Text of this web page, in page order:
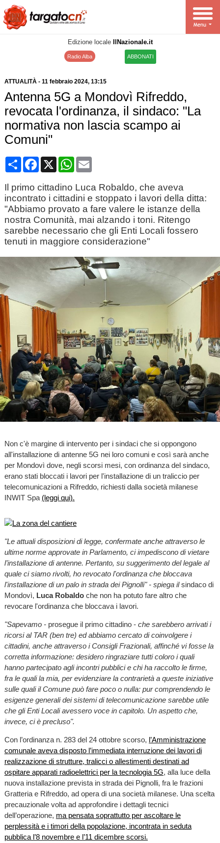
Edizione locale IlNazionale.it
Radio Alba ABBONATI
ATTUALITÀ- 11 febbraio 2024, 13:15
Antenna 5G a Mondovì Rifreddo,
revocata l'ordinanza, il sindaco: "La
normativa non lascia scampo ai
Comuni"
CondividiFacebook
X WhatsApp
Email
Il primo cittadino Luca Robaldo, che aveva
incontrato i cittadini e stoppato i lavori della ditta:
"Abbiamo provato a fare valere le istanze della
nostra Comunità, mai alzando i toni. Ritengo
sarebbe necessario che gli Enti Locali fossero
tenuti in maggiore considerazione"
Non c'è margine di intervento per i sindaci che si oppongono
all'installazione di antenne 5G nei loro comuni e così sarà anche
per Mondovì dove, negli scorsi mesi, con ordinanza del sindaco,
erano stati bloccati i lavori per l'installazione di un traliccio per
telecomunicazioni a Rifreddo, richiesti dalla società milanese
INWIT Spa (leggi qui).
"Le attuali disposizioni di legge, confermate anche attraverso le
ultime norme approvate in Parlamento, ci impediscono di vietare
l’installazione di antenne. Pertanto, su suggerimento del legale al
quale ci siamo rivolti, ho revocato l'ordinanza che bloccava
l'installazione di un palo in strada dei Pignolli" - spiega ilsindaco di
Mondovì, Luca Robaldo che non ha potuto fare altro che
revocare l'ordinanza che bloccava i lavori.
"Sapevamo - prosegue il primo cittadino - che sarebbero arrivati i
ricorsi al TAR (ben tre) ed abbiamo cercato di coinvolgere i
cittadini, anche attraverso i Consigli Frazionali, affinché vi fosse la
corretta informazione: desidero ringraziare tutti coloro i quali
hanno partecipato agli incontri pubblici e chi ha raccolto le firme,
fra le quali la mia, per evidenziare la contrarietà a queste iniziative
sulle quali il Comune può fare poco o nulla: pur comprendendo le
esigenze generali dei sistemi di telecomunicazione sarebbe utile
che gli Enti Locali avessero voce in capitolo. Un aspetto che,
invece, ci è precluso".
Con l’ordinanza n. 283 del 24 ottobre scorso, l’Amministrazione
comunale aveva disposto l’immediata interruzione dei lavori di
realizzazione di strutture, tralicci o allestimenti destinati ad
ospitare apparati radioelettrici per la tecnologia 5G, alla luce della
nuova installazione prevista in strada dei Pignolli, fra le frazioni
Gratteria e Rifreddo, ad opera di una società milanese. Una scelta
precauzionale volta ad approfondire i dettagli tecnici
dell’operazione, ma pensata soprattutto per ascoltare le
perplessità e i timori della popolazione, incontrata in seduta
pubblica l’8 novembre e l’11 dicembre scorsi.